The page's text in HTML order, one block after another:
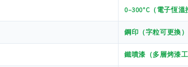
0–300°C（電子恆溫
鋼印（字粒可更換）
鐵噴漆（多層烤漆工